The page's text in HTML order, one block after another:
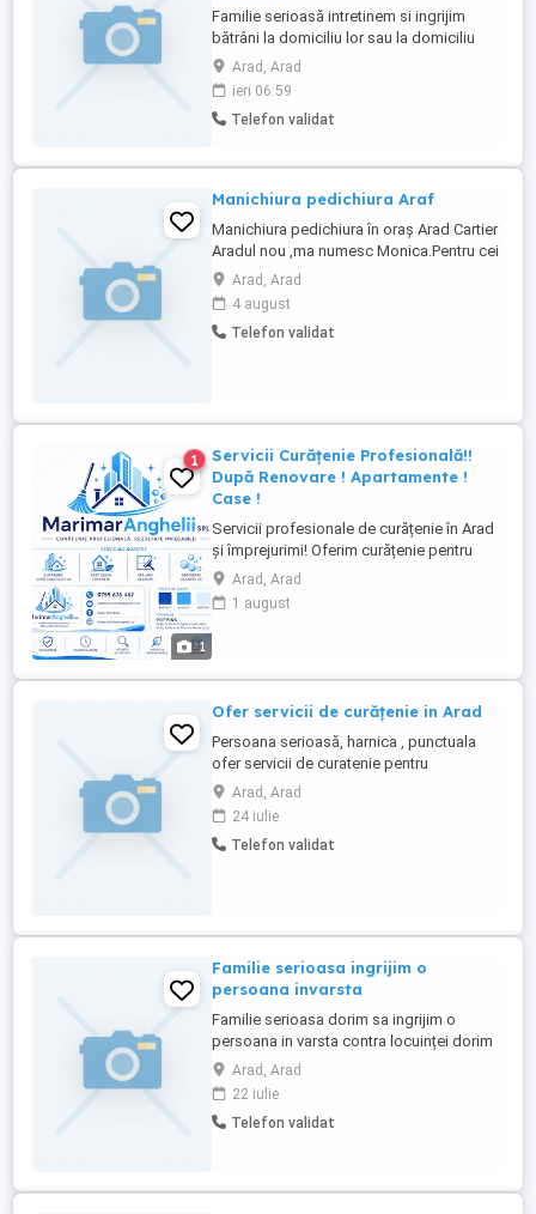
Familie serioasă intretinem si ingrijim
bătrâni la domiciliu lor sau la domiciliu
nostru tel
Arad, Arad
ieri 06:59
Telefon validat
Manichiura pedichiura Araf
Manichiura pedichiura în oraș Arad Cartier
Aradul nou ,ma numesc Monica.Pentru cei
interesați aștept nesaj pe Facebook
Monica Vidican. Sau Facebook ,vanesa
bianca sunt manichiurista protejat
Îngrijirea unghiiloAstept sa va
Arad, Arad
4 august
Telefon validat
1
1
Servicii Curățenie Profesională!!
După Renovare ! Apartamente !
Case !
Servicii profesionale de curățenie în Arad
și împrejurimi! Oferim curățenie pentru
apartamente, case, birouri și spații
comerciale. Seriozitate, atenție la detalii și
prețuri accesibile. Contact: .
Arad, Arad
1 august
Ofer servicii de curățenie in Arad
Persoana serioasă, harnica , punctuala
ofer servicii de curatenie pentru
apartamente,case sau birouri mici în Arad,
disponibilitate în timpul saptamanii
dimineata devreme sau după ora 16 si in
weekend.
Arad, Arad
24 iulie
Telefon validat
Familie serioasa ingrijim o
persoana invarsta
Familie serioasa dorim sa ingrijim o
persoana in varsta contra locuinței dorim
sa asiguram tot necesarul de ce are
nevoie persoana oferim și cerem
seriozitate mai multe detalii la nr de
telefon va mulțumesc
Arad, Arad
22 iulie
Telefon validat